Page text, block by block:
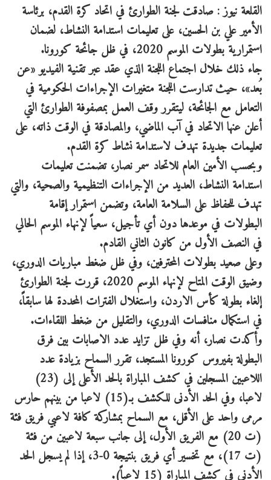
القلعة نيوز : صادقت لجنة الطوارئ في اتحاد كرة القدم، برئاسة
الأمير علي بن الحسين، على تعليمات استدامة النشاط، لضمان
استمرارية بطولات الموسم 2020، في ظل جائحة كورونا.
جاء ذلك خلال اجتماع اللجنة الذي عقد عبر تقنية الفيديو «عن
بُعد»، حيث تدارست اللجنة متغيرات الإجراءات الحكومية في
التعامل مع الجائحة، ليتقرر وقف العمل بمصفوفة الطوارئ التي
أعلن عنها الاتحاد في آب الماضي، والمصادقة في الوقت ذاته، على
تعليمات جديدة تهدف لاستدامة نشاط كرة القدم.
وبحسب الأمين العام للاتحاد سمر نصار، تضمنت تعليمات
استدامة النشاط، العديد من الإجراءات التنظيمية والصحية، والتي
تهدف للحفاظ على السلامة العامة، وتضمن استمرار إقامة
البطولات في موعدها دون أي تأجيل، سعياً لإنهاء الموسم الحالي
في النصف الأول من كانون الثاني القادم.
وعلى صعيد بطولات المحترفين، وفي ظل ضغط مباريات الدوري،
وضيق الوقت المتاح لإنهاء الموسم 2020، قررت لجنة الطوارئ
إلغاء بطولة كأس الاردن، واستغلال الفترات المحددة لها سابقاً،
في استكمال منافسات الدوري، والتقليل من ضغط اللقاءات.
وأكدت نصار، أنه وفي ظل تزايد عدد الاصابات بين فرق
البطولة بفيروس كورونا المستجد، تقرر السماح بزيادة عدد
اللاعبين المسجلين في كشف المباراة بالحد الأعلى إلى (23)
لاعبا، وفي الحد الأدنى للكشف بـ(15) لاعبا من بينهم حارس
مرمى واحد على الأقل، مع السماح بمشاركة كافة لاعبي فريق فئة
(ت 20) مع الفريق الأول، إلى جانب سبعة لاعبين من فئة
(ت 17)، مع تخسير أي فريق بنتيجة 0-3، إذا لم يسجل الحد